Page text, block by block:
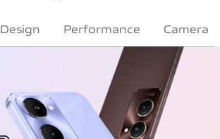
Galería
Design Performance Camera